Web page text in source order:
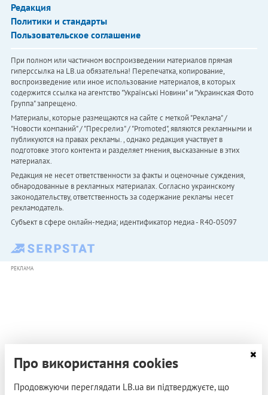
Редакция
Политики и стандарты
Пользовательское соглашение
При полном или частичном воспроизведении материалов прямая
гиперссылка на LB.ua обязательна! Перепечатка, копирование,
воспроизведение или иное использование материалов, в которых
содержится ссылка на агентство "Українськi Новини" и "Украинская Фото
Группа" запрещено.
Материалы, которые размещаются на сайте с меткой "Реклама" /
"Новости компаний" / "Пресрелиз" / "Promoted", являются рекламными и
публикуются на правах рекламы. , однако редакция участвует в
подготовке этого контента и разделяет мнения, высказанные в этих
материалах.
Редакция не несет ответственности за факты и оценочные суждения,
обнародованные в рекламных материалах. Согласно украинскому
законодательству, ответственность за содержание рекламы несет
рекламодатель.
Субъект в сфере онлайн-медиа; идентификатор медиа - R40-05097
РЕКЛАМА
Про використання cookies
Продовжуючи переглядати LB.ua ви підтверджуєте, що